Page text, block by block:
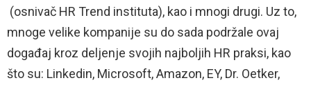
(osnivač HR Trend instituta), kao i mnogi drugi. Uz to,
mnoge velike kompanije su do sada podržale ovaj
događaj kroz deljenje svojih najboljih HR praksi, kao
što su: Linkedin, Microsoft, Amazon, EY, Dr. Oetker,